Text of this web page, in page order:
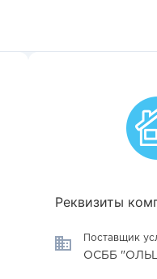
Реквизиты
Поставщик
ОСББ